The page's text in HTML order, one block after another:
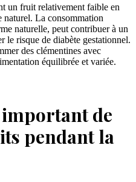
un fruit relativement faible en
naturel. La consommation
naturelle, peut contribuer à un
le risque de diabète gestationnel.
des clémentines avec
équilibrée et variée.
de
pendant la